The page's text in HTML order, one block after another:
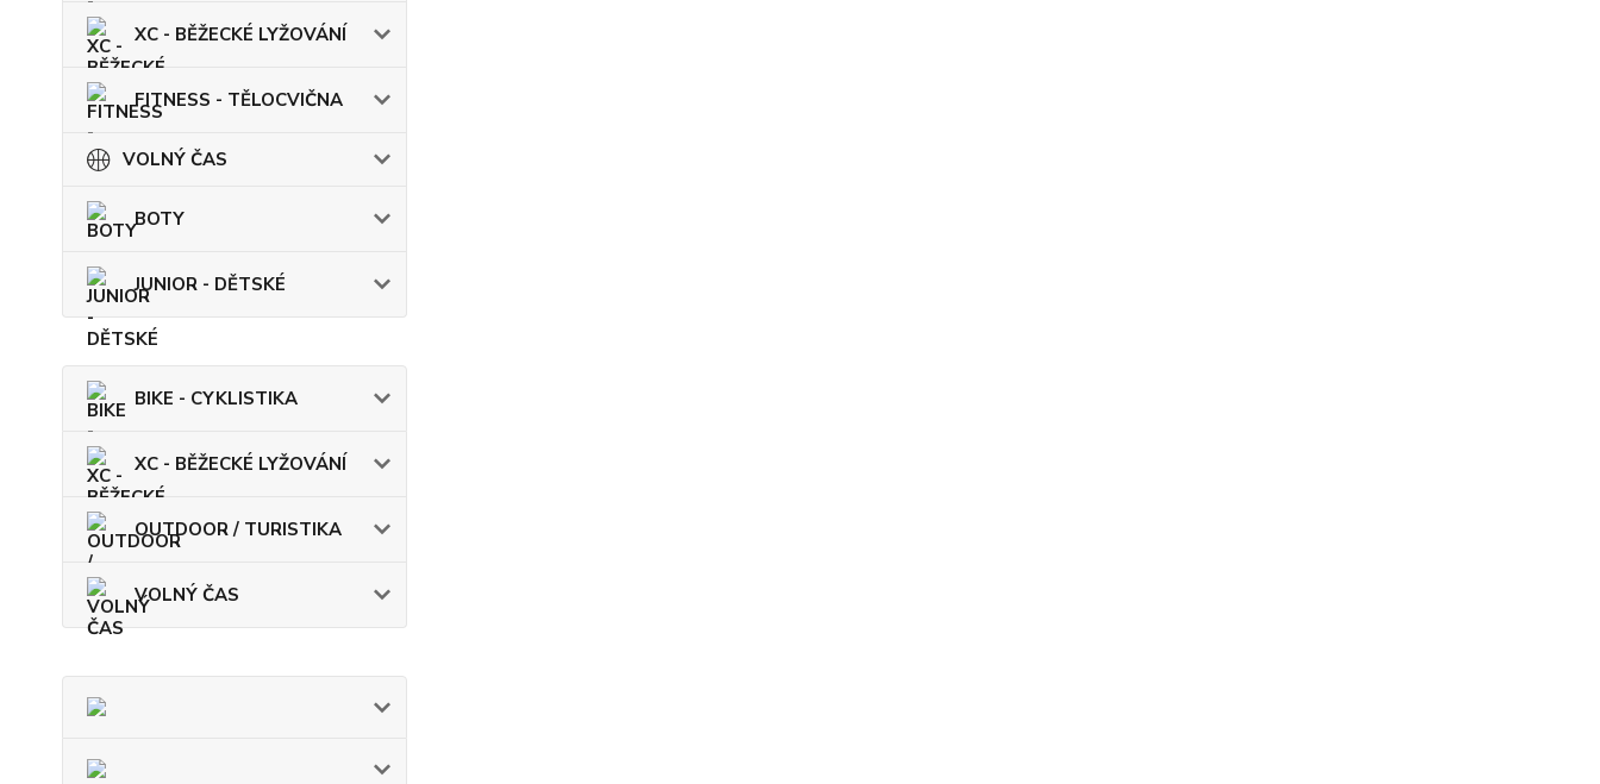
XC - BĚŽECKÉ LYŽOVÁNÍ
FITNESS - TĚLOCVIČNA
VOLNÝ ČAS
BOTY
JUNIOR - DĚTSKÉ
BIKE - CYKLISTIKA
XC - BĚŽECKÉ LYŽOVÁNÍ
OUTDOOR / TURISTIKA
VOLNÝ ČAS